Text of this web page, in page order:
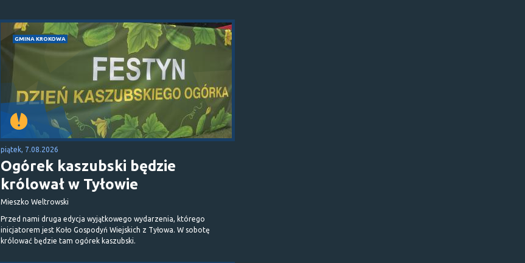
GMINA KROKOWA
piątek, 7.08.2026
Ogórek kaszubski będzie
królował w Tyłowie
Mieszko Weltrowski
Przed nami druga edycja wyjątkowego wydarzenia, którego
inicjatorem jest Koło Gospodyń Wiejskich z Tyłowa. W sobotę
królować będzie tam ogórek kaszubski.